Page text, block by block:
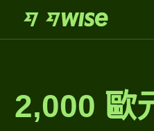
2,000 歐